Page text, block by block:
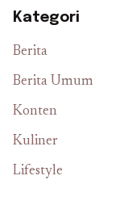
Kategori
Berita
Berita Umum
Konten
Kuliner
Lifestyle